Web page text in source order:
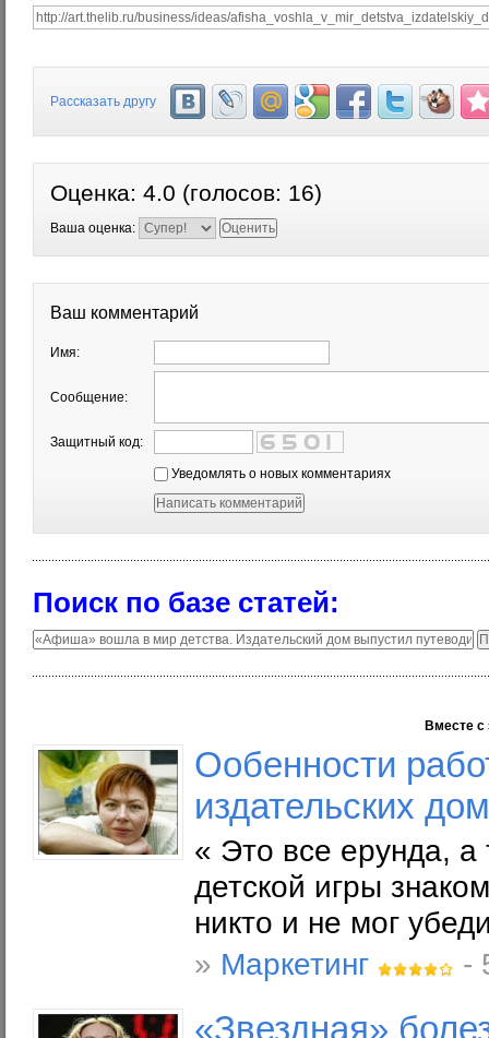
Рассказать другу
Оценка: 4.0 (голосов: 16)
Ваша оценка:
Ваш комментарий
Имя:
Сообщение:
Защитный код:
Уведомлять о новых комментариях
Поиск по базе статей:
Вместе с
Ообенности
издательских
« Это все ерунда, а
детской игры
никто и не мог
» Маркетинг -
«Звездная»